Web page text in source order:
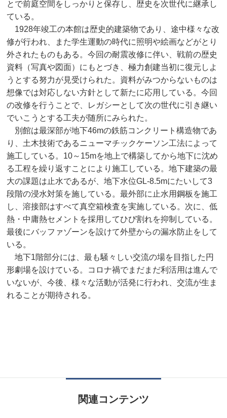
とで前庭空間をしっかりと保存し、歴史を次世代に継承し
ている。
1928年竣工の本館は歴史的建築物であり、途中様々な改
修が行われ、また学生運動の時代に照明や絵画などがとり
外されたものもある。今回の耐震改修に伴い、戦前の歴史
資料（写真や図面）にもとづき、極力創建当初に復元しよ
うとする努力が見受けられた。資料がみつからないものは
想像では対応しない方針として新たに応用している。今回
の改修を行うことで、レガシーとして次の世代に引き継い
でいこうとする工夫が随所にみられた。
別館は最深部が地下46mの鉄筋コンクリート構造物であ
り、土木技術であるニューマチックケーソン工法によって
施工している。10～15mを地上で構築してから地下に沈め
る工程を繰り返すことにより施工している。地下建築の最
大の課題は止水であるが、地下水位GL-8.5mにたいして3
段階の浸水対策を施している。最外部に止水用鋼板を施工
し、溶接部はすべて真空箱検査を実施している。次に、低
熱・中庸熱セメントを採用してひび割れを抑制している。
最後にバッファゾーンを設けて外壁からの漏水防止をして
いる。
地下1階部分には、最も騒々しい交流の場を目指した円
形劇場を設けている。コロナ禍でまだまだ利活用は進んで
いないが、今後、様々な活動が活発に行われ、交流が生ま
れることが期待される。
関連コンテンツ